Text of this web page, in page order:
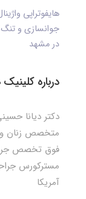
هایفوتراپی
جوانسازی و
در مشهد
درباره
دکتر دیانا
متخصص زنان و
فوق تخصص
مسترکورس
آمریکا